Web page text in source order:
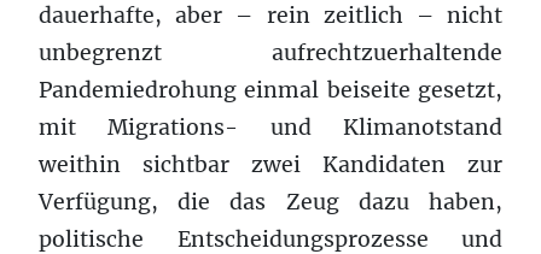
dauerhafte, aber – rein zeitlich – nicht
unbegrenzt aufrechtzuerhaltende
Pandemiedrohung einmal beiseite gesetzt,
mit Migrations- und Klimanotstand
weithin sichtbar zwei Kandidaten zur
Verfügung, die das Zeug dazu haben,
politische Entscheidungsprozesse und